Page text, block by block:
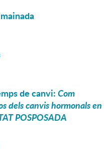
de canvi:Com
dels canvis hormonals en
POSPOSADA